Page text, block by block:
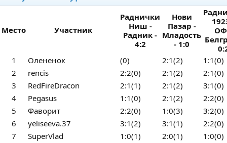
Место Участник
Раднички
Ниш -
Радник -
4:2
Нови
Пазар -
Младость
- 1:0
1
Олененок (0) 2:1(2)
1:1(0)
2
rencis 2:2(0) 2:1(2)
2:1(0)
3
RedFireDracon 2:1(1) 2:1(2)
3:1(0)
4
Pegasus 1:1(0) 2:1(2)
2:2(0)
5
Фаворит 2:2(0) 1:0(3)
3:2(0)
6
yeliseeva.37 3:1(2) 3:1(1)
2:2(0)
7
SuperVlad 1:0(1) 2:0(1)
1:0(0)